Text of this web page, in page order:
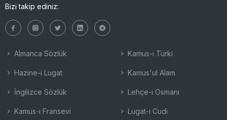
Bizi takip ediniz:
Almanca Sözlük
Hazine-i Lugat
İngilizce Sözlük
Kamus-ı Fransevi
Kamus-ı Türki
Kamus'ul Alam
Lehçe-i Osmani
Lugat-ı Cudi